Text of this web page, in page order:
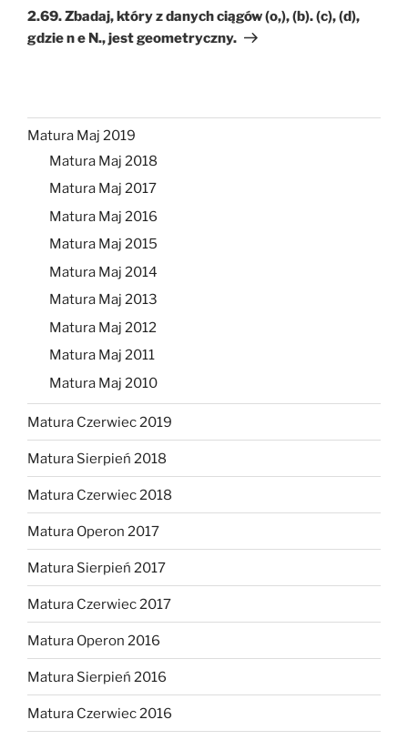
wpis
2.69. Zbadaj, który z danych ciągów (o,), (b). (c), (d),
gdzie n e N., jest geometryczny.
Matura Maj 2019
Matura Maj 2018
Matura Maj 2017
Matura Maj 2016
Matura Maj 2015
Matura Maj 2014
Matura Maj 2013
Matura Maj 2012
Matura Maj 2011
Matura Maj 2010
Matura Czerwiec 2019
Matura Sierpień 2018
Matura Czerwiec 2018
Matura Operon 2017
Matura Sierpień 2017
Matura Czerwiec 2017
Matura Operon 2016
Matura Sierpień 2016
Matura Czerwiec 2016